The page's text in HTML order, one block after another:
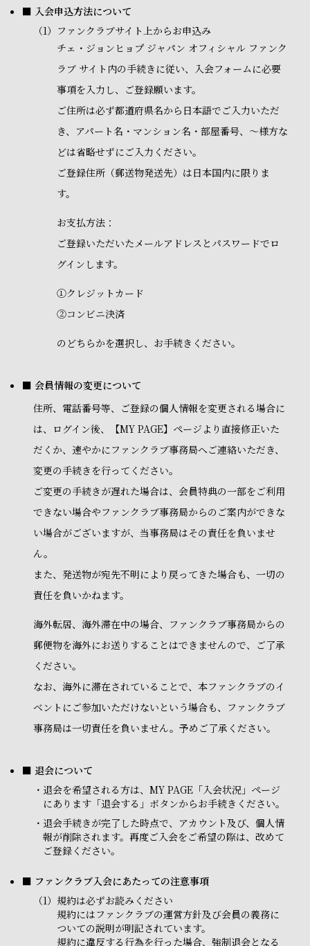
■ 入会申込方法について
（1） ファンクラブサイト上からお申込み
チェ・ジョンヒョプ ジャパン オフィシャル ファンク
ラブ サイト内の手続きに従い、入会フォームに必要
事項を入力し、ご登録願います。
ご住所は必ず都道府県名から日本語でご入力いただ
き、アパート名・マンション名・部屋番号、～様方な
どは省略せずにご入力ください。
ご登録住所（郵送物発送先）は日本国内に限りま
す。
お支払方法：
ご登録いただいたメールアドレスとパスワードでロ
グインします。
①クレジットカード
②コンビニ決済
のどちらかを選択し、お手続きください。
■ 会員情報の変更について
住所、電話番号等、ご登録の個人情報を変更される場合に
は、ログイン後、【MY PAGE】ページより直接修正いた
だくか、速やかにファンクラブ事務局へご連絡いただき、
変更の手続きを行ってください。
ご変更の手続きが遅れた場合は、会員特典の一部をご利用
できない場合やファンクラブ事務局からのご案内ができな
い場合がございますが、当事務局はその責任を負いませ
ん。
また、発送物が宛先不明により戻ってきた場合も、一切の
責任を負いかねます。
海外転居、海外滞在中の場合、ファンクラブ事務局からの
郵便物を海外にお送りすることはできませんので、ご了承
ください。
なお、海外に滞在されていることで、本ファンクラブのイ
ベントにご参加いただけないという場合も、ファンクラブ
事務局は一切責任を負いません。予めご了承ください。
■ 退会について
・ 退会を希望される方は、MY PAGE「入会状況」ページ
にあります「退会する」ボタンからお手続きください。
・ 退会手続きが完了した時点で、アカウント及び、個人情
報が削除されます。再度ご入会をご希望の際は、改めて
ご登録ください。
■ ファンクラブ入会にあたっての注意事項
（1） 規約は必ずお読みください
規約にはファンクラブの運営方針及び会員の義務に
ついての説明が明記されています。
規約に違反する行為を行った場合、強制退会となる